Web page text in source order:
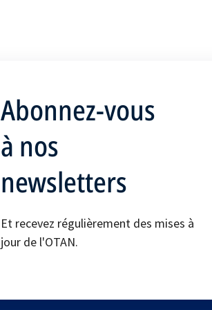
Abonnez-vous
à nos
newsletters
Et recevez régulièrement des mises à
jour de l'OTAN.